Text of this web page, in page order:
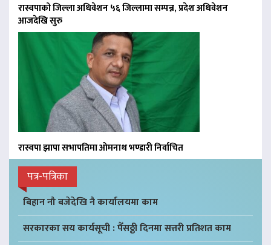
रास्वपाको जिल्ला अधिवेशन ५६ जिल्लामा सम्पन्न, प्रदेश अधिवेशन
आजदेखि सुरु
रास्वपा झापा सभापतिमा ओमनाथ भण्डारी निर्वाचित
पत्र-पत्रिका
बिहान नौ बजेदेखि नै कार्यालयमा काम
सरकारका सय कार्यसूची : पैँसठ्ठी दिनमा सत्तरी प्रतिशत काम